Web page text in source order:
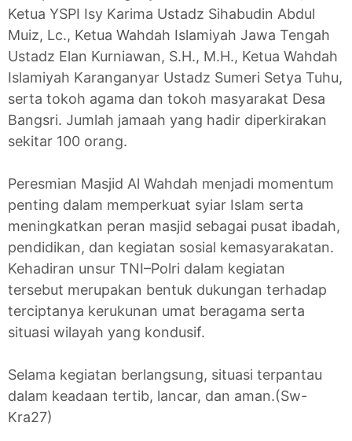
Ketua YSPI Isy Karima Ustadz Sihabudin Abdul
Muiz, Lc., Ketua Wahdah Islamiyah Jawa Tengah
Ustadz Elan Kurniawan, S.H., M.H., Ketua Wahdah
Islamiyah Karanganyar Ustadz Sumeri Setya Tuhu,
serta tokoh agama dan tokoh masyarakat Desa
Bangsri. Jumlah jamaah yang hadir diperkirakan
sekitar 100 orang.
Peresmian Masjid Al Wahdah menjadi momentum
penting dalam memperkuat syiar Islam serta
meningkatkan peran masjid sebagai pusat ibadah,
pendidikan, dan kegiatan sosial kemasyarakatan.
Kehadiran unsur TNI–Polri dalam kegiatan
tersebut merupakan bentuk dukungan terhadap
terciptanya kerukunan umat beragama serta
situasi wilayah yang kondusif.
Selama kegiatan berlangsung, situasi terpantau
dalam keadaan tertib, lancar, dan aman.(Sw-
Kra27)